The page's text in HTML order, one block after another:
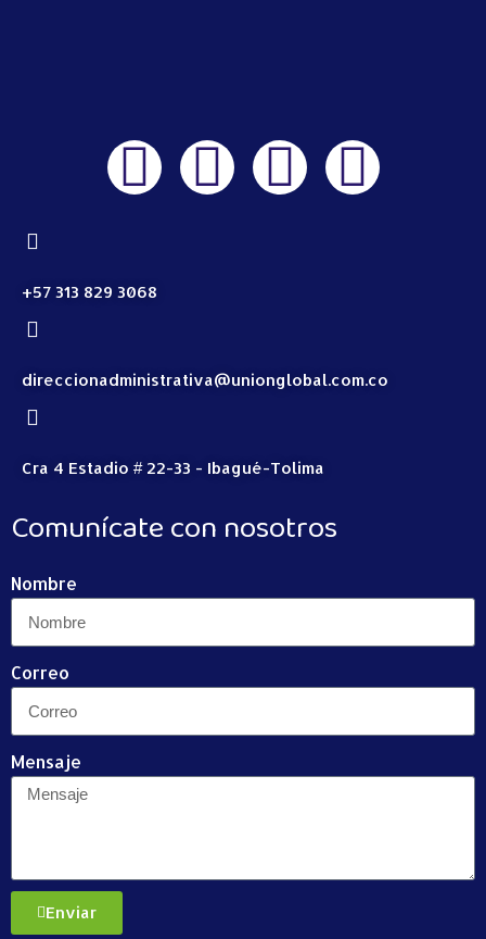
+57 313 829 3068
direccionadministrativa@unionglobal.com.co
Cra 4 Estadio # 22-33 - Ibagué-Tolima
Comunícate con nosotros
Nombre
Correo
Mensaje
Enviar